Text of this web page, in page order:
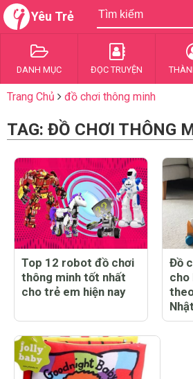
Yêu Trẻ
DANH MỤC ĐỌC TRUYỆN
Trang Chủ đồ chơi thông minh
TAG: ĐỒ CHƠI THÔNG
Top 12 robot đồ chơi
thông minh tốt nhất
cho trẻ em hiện nay
Đồ
cho
Nhật